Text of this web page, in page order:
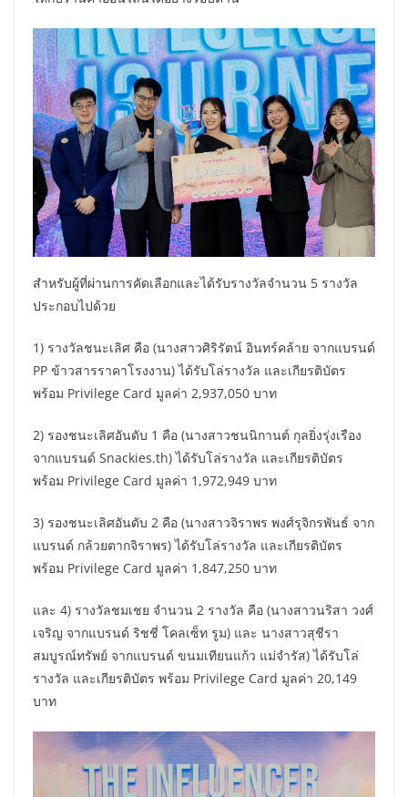
สำหรับผู้ที่ผ่านการคัดเลือกและได้รับรางวัลจำนวน 5 รางวัล
ประกอบไปด้วย
1) รางวัลชนะเลิศ คือ (นางสาวศิริรัตน์ อินทร์คล้าย จากแบรนด์
PP ข้าวสารราคาโรงงาน) ได้รับโล่รางวัล และเกียรติบัตร
พร้อม Privilege Card มูลค่า 2,937,050 บาท
2) รองชนะเลิศอันดับ 1 คือ (นางสาวชนนิกานต์ กุลยิ่งรุ่งเรือง
จากแบรนด์ Snackies.th) ได้รับโล่รางวัล และเกียรติบัตร
พร้อม Privilege Card มูลค่า 1,972,949 บาท
3) รองชนะเลิศอันดับ 2 คือ (นางสาวจิราพร พงศ์รุจิกรพันธ์ จาก
แบรนด์ กล้วยตากจิราพร) ได้รับโล่รางวัล และเกียรติบัตร
พร้อม Privilege Card มูลค่า 1,847,250 บาท
และ 4) รางวัลชมเชย จำนวน 2 รางวัล คือ (นางสาวนริสา วงศ์
เจริญ จากแบรนด์ ริชชี่ โคลเซ็ท รูม) และ นางสาวสุชีรา
สมบูรณ์ทรัพย์ จากแบรนด์ ขนมเทียนแก้ว แม่จำรัส) ได้รับโล่
รางวัล และเกียรติบัตร พร้อม Privilege Card มูลค่า 20,149
บาท